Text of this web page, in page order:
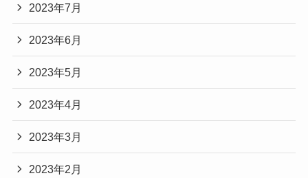
2023年7月
2023年6月
2023年5月
2023年4月
2023年3月
2023年2月